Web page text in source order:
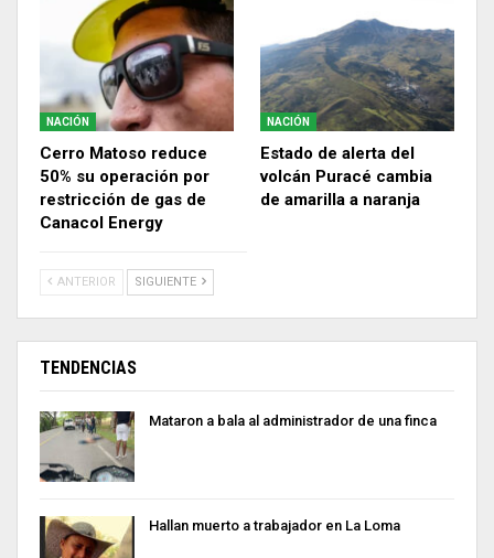
NACIÓN
Cerro Matoso reduce
50% su operación por
restricción de gas de
Canacol Energy
NACIÓN
Estado de alerta del
volcán Puracé cambia
de amarilla a naranja
ANTERIOR SIGUIENTE
TENDENCIAS
Mataron a bala al administrador de una finca
Hallan muerto a trabajador en La Loma